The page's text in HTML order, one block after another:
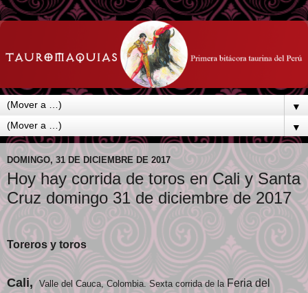
▼
▼
DOMINGO, 31 DE DICIEMBRE DE 2017
Hoy hay corrida de toros en Cali y Santa
Cruz domingo 31 de diciembre de 2017
Toreros y toros
Cali, Valle del Cauca, Colombia. Sexta corrida de la Feria del